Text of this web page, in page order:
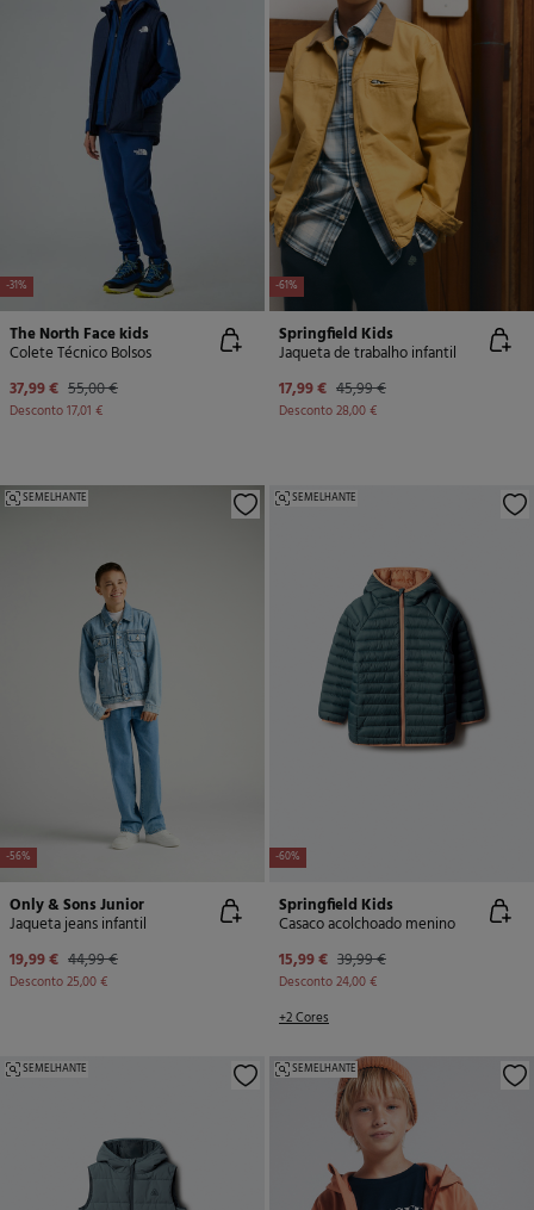
-31%
The North Face kids
Colete Técnico Bolsos
37,99 € 55,00 €
Desconto17,01 €
-61%
Springfield Kids
Jaqueta de trabalho infantil
17,99 € 45,99 €
Desconto28,00 €
-56%
SEMELHANTE
Only & Sons Junior
Jaqueta jeans infantil
19,99 € 44,99 €
Desconto25,00 €
-60%
SEMELHANTE
Springfield Kids
Casaco acolchoado menino
15,99 € 39,99 €
Desconto24,00 €
+2 Cores
SEMELHANTE SEMELHANTE